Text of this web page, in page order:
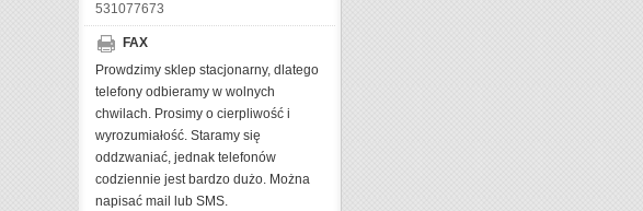
531077673
FAX
Prowdzimy sklep stacjonarny, dlatego
telefony odbieramy w wolnych
chwilach. Prosimy o cierpliwość i
wyrozumiałość. Staramy się
oddzwaniać, jednak telefonów
codziennie jest bardzo dużo. Można
napisać mail lub SMS.